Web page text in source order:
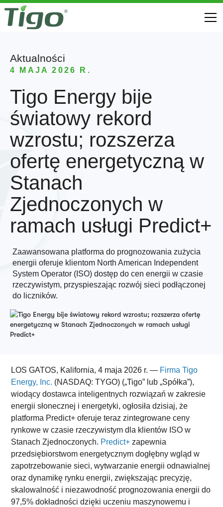
Aktualności
4 MAJA 2026 R.
Tigo Energy bije
światowy rekord
wzrostu; rozszerza
ofertę energetyczną w
Stanach
Zjednoczonych w
ramach usługi Predict+
Zaawansowana platforma do prognozowania zużycia
energii oferuje klientom North American Independent
System Operator (ISO) dostęp do cen energii w czasie
rzeczywistym, przyspieszając rozwój sieci podłączonej
do liczników.
LOS GATOS, Kalifornia, 4 maja 2026 r. — Firma Tigo
Energy, Inc. (NASDAQ: TYGO) („Tigo” lub „Spółka”),
wiodący dostawca inteligentnych rozwiązań w zakresie
energii słonecznej i energetyki, ogłosiła dzisiaj, że
platforma Predict+ oferuje teraz zintegrowane ceny
rynkowe w czasie rzeczywistym dla klientów ISO w
Stanach Zjednoczonych. Predict+ zapewnia
przedsiębiorstwom energetycznym dogłębny wgląd w
zapotrzebowanie sieci, wytwarzanie energii odnawialnej
oraz dynamikę rynku energii, zwiększając precyzję,
skalowalność i niezawodność prognozowania energii do
97,5% dokładności dzięki uczeniu maszynowemu i